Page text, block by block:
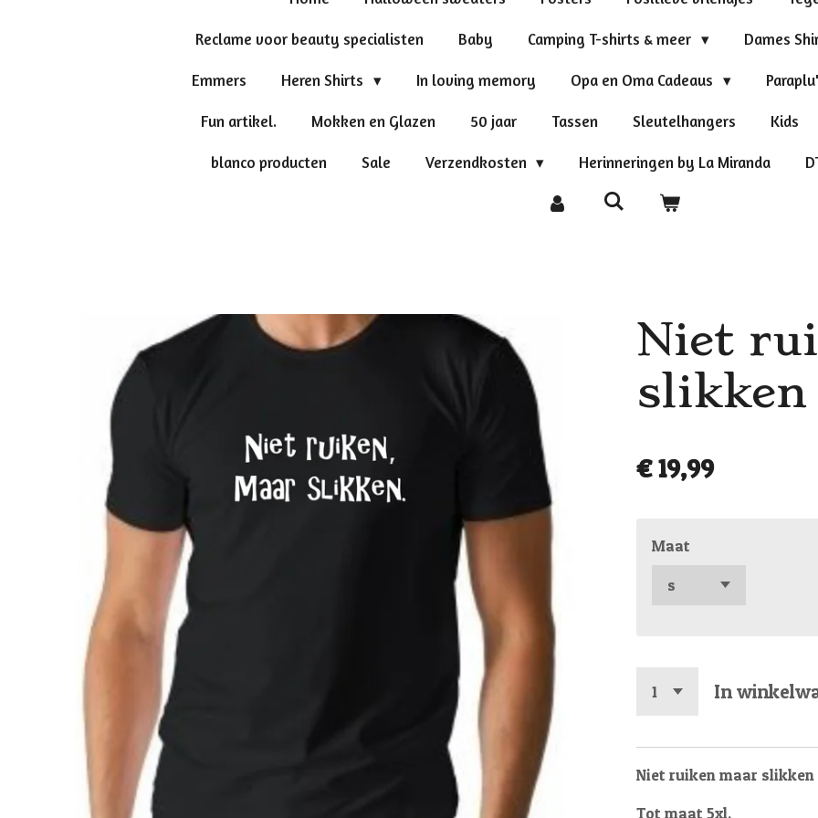
Reclame voor beauty specialisten Baby Camping T-shirts & meer Dames
Emmers Heren Shirts In loving memory Opa en Oma Cadeaus
Fun artikel. Mokken en Glazen 50 jaar Tassen Sleutelhangers Kids
blanco producten Sale Verzendkosten Herinneringen by La Miranda
Niet
slikken
€ 19,99
Maat
In
Niet ruiken maar slikken
Tot maat 5xl.